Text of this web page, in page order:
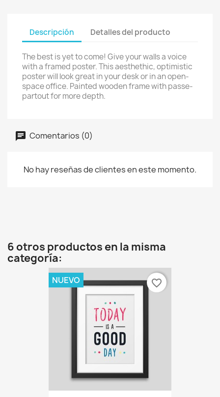
Descripción Detalles del producto
The best is yet to come! Give your walls a voice
with a framed poster. This aesthethic, optimistic
poster will look great in your desk or in an open-
space office. Painted wooden frame with passe-
partout for more depth.
Comentarios (0)
No hay reseñas de clientes en este momento.
6 otros productos en la misma
categoría:
NUEVO favorite_border